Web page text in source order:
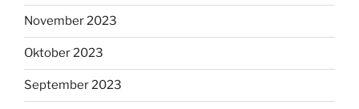
November 2023
Oktober 2023
September 2023